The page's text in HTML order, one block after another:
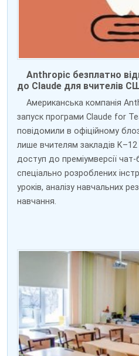
Anthropic безплатно
до Claude для вчителів
Американська компанія
запуск програми Claude for
повідомили в офіційному
лише вчителям закладів
доступ до преміумверсії
спеціально розроблених
уроків, аналізу навчальних
навчання.